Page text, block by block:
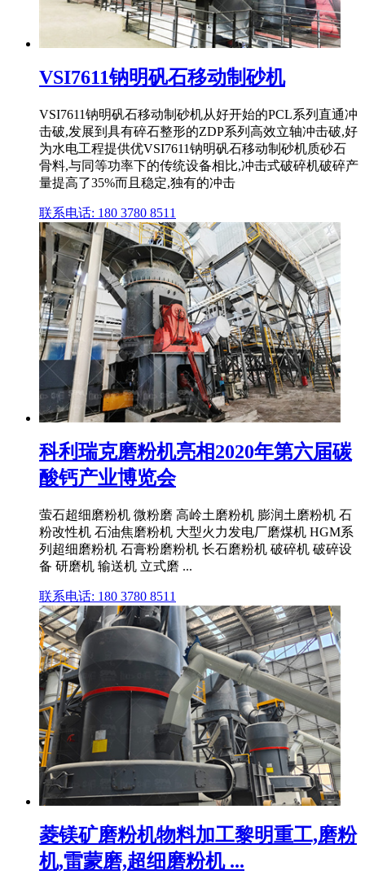
VSI7611钠明矾石移动制砂机
VSI7611钠明矾石移动制砂机从好开始的PCL系列直通冲
击破,发展到具有碎石整形的ZDP系列高效立轴冲击破,好
为水电工程提供优VSI7611钠明矾石移动制砂机质砂石
骨料,与同等功率下的传统设备相比,冲击式破碎机破碎产
量提高了35%而且稳定,独有的冲击
联系电话: 180 3780 8511
科利瑞克磨粉机亮相2020年第六届碳
酸钙产业博览会
萤石超细磨粉机 微粉磨 高岭土磨粉机 膨润土磨粉机 石
粉改性机 石油焦磨粉机 大型火力发电厂磨煤机 HGM系
列超细磨粉机 石膏粉磨粉机 长石磨粉机 破碎机 破碎设
备 研磨机 输送机 立式磨 ...
联系电话: 180 3780 8511
菱镁矿磨粉机物料加工黎明重工,磨粉
机,雷蒙磨,超细磨粉机 ...